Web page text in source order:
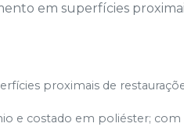
em superfícies
proximais de
e costado em poliéster; com